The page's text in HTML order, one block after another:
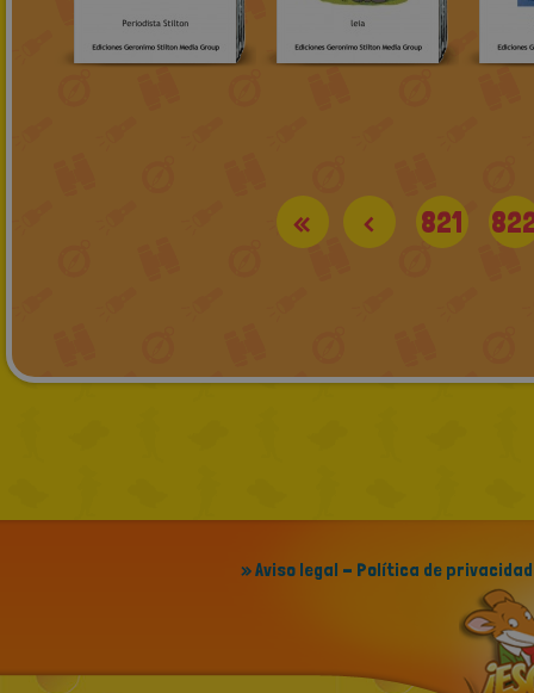
« < 821
» Aviso legal - Política de privacidad